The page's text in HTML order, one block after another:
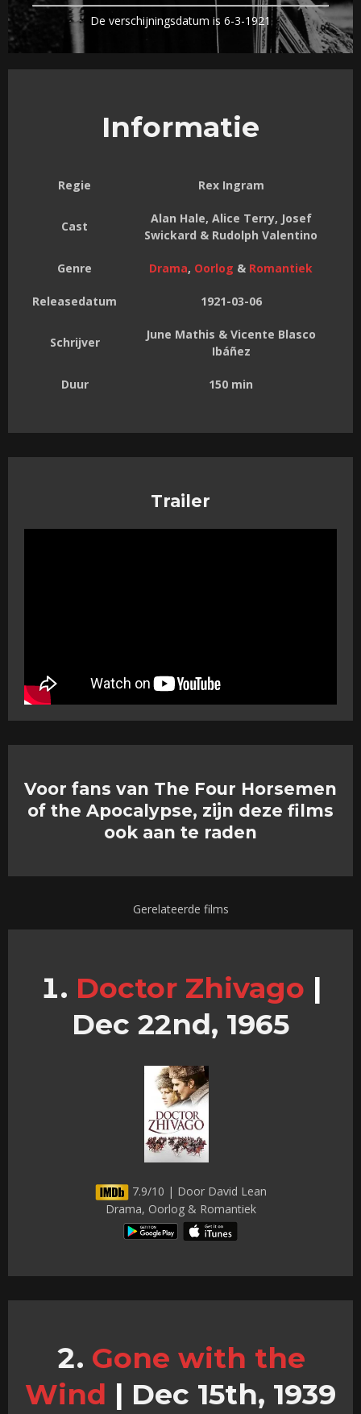
De verschijningsdatum is 6-3-1921
Informatie
Regie Rex Ingram
Cast
Alan Hale, Alice Terry, Josef
Swickard & Rudolph Valentino
Genre Drama, Oorlog & Romantiek
Releasedatum 1921-03-06
Schrijver
June Mathis & Vicente Blasco
Ibáñez
Duur 150 min
Trailer
Voor fans van The Four Horsemen
of the Apocalypse, zijn deze films
ook aan te raden
Gerelateerde films
Doctor Zhivago |
Dec 22nd, 1965
7.9/10 | Door David Lean
Drama, Oorlog & Romantiek
Gone with the
Wind | Dec 15th, 1939